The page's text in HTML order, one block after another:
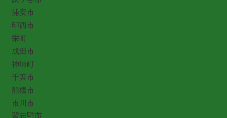
浦安市
印西市
栄町
成田市
神埼町
千葉市
船橋市
市川市
習志野市